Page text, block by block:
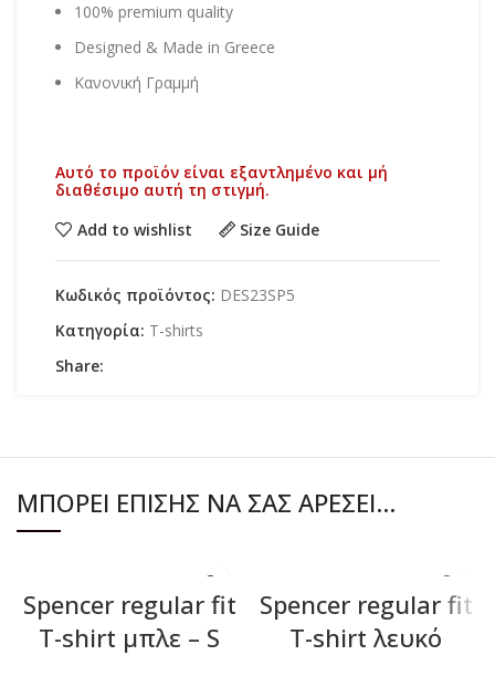
100% premium quality
Designed & Made in Greece
Κανονική Γραμμή
Αυτό το προϊόν είναι εξαντλημένο και μή
διαθέσιμο αυτή τη στιγμή.
Add to wishlist
Size Guide
Κωδικός προϊόντος: DES23SP5
Κατηγορία: T-shirts
Share:
ΜΠΟΡΕΊ ΕΠΊΣΗΣ ΝΑ ΣΑΣ ΑΡΈΣΕΙ…
Spencer regular fit
T-shirt μπλε – S
Spencer regular fit
T-shirt λευκό